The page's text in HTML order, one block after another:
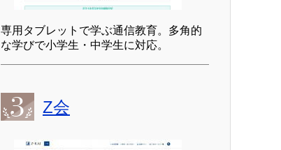
専用タブレットで学ぶ通信教育。多角的
な学びで小学生・中学生に対応。
Z会